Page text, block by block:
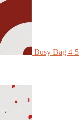
Busy Bag 4-5